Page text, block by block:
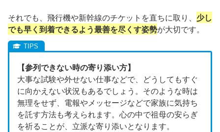
それでも、飛行機や新幹線のチケットを直ちに取り、 少し
でも早く到着できるよう最善を尽くす姿勢が大切です。
【参列できない時の寄り添い方】
大事な試験や外せない仕事などで、どうしてもすぐ
に向かえない状況もあるでしょう。そのような時は
無理をせず、電報やメッセージなどで家族に気持ち
を託す方法も考えられます。心の中で祖母の安らぎ
を祈ることが、立派な寄り添いとなります。